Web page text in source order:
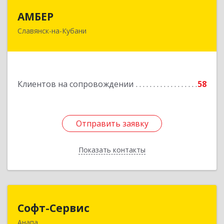
АМБЕР
Славянск-на-Кубани
Клиентов на сопровождении 58
Отправить заявку
Показать контакты
353562, Краснодарский край, Славянский р-н,
Отправить заявку
Назад
Софт-Сервис
Анапа